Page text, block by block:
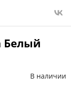
Белый
В наличии